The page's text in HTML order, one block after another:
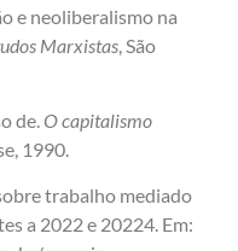
e neoliberalismo na
Marxistas , São
de.O capitalismo
1990.
trabalho mediado
a 2022 e 20224. Em: